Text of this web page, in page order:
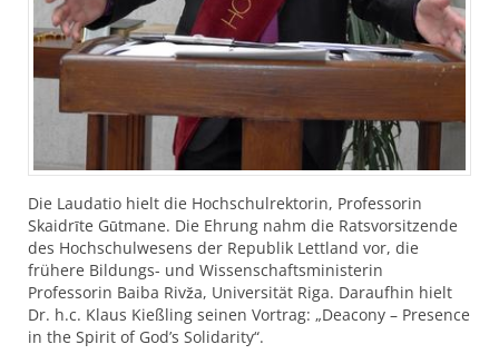
Die Laudatio hielt die Hochschulrektorin, Professorin
Skaidrīte Gūtmane. Die Ehrung nahm die Ratsvorsitzende
des Hochschulwesens der Republik Lettland vor, die
frühere Bildungs- und Wissenschaftsministerin
Professorin Baiba Rivža, Universität Riga. Daraufhin hielt
Dr. h.c. Klaus Kießling seinen Vortrag: „Deacony – Presence
in the Spirit of God’s Solidarity“.